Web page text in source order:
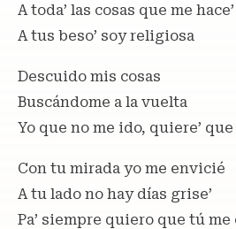
A toda’ las cosas que me hace’
A tus beso’ soy religiosa
Descuido mis cosas
Buscándome a la vuelta
Yo que no me ido, quiere’
Con tu mirada yo me envicié
A tu lado no hay días grise’
Pa’ siеmpre quiero que tú mе